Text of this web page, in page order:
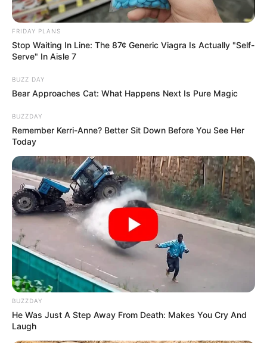
Post
navigation
Previous ArticlePrevious
Fejes Tamás belépett a
lányos apák táborába –
boldog percet
kívánunk!
Next Article
meglepetése – Magyar
magyarok
Legutóbbi cikkek
⚠️ Veszélyre figyelmeztet Tarjányi Péter: már nincs
idő várni!
🚨 Magyar Péter azonnal eltávolította Nagy Mártont –
komoly változás jöhet
✨ Fordulat: Magyar Péter hirtelen jó hírt jelentett be!
🚨 Kezdeményezték Pócs János mentelmi jogának
felfüggesztését – komoly ügy került elő
tusványosi beszédében, amelyet más nem
FRIDAY PLANS
Stop Waiting In Line: The 87¢ Generic Viagra Is Actually "Self-
Serve" In Aisle 7
BUZZ DAY
Bear Approaches Cat: What Happens Next Is Pure Magic
BUZZDAY
Remember Kerri-Anne? Better Sit Down Before You See Her
Today
BUZZDAY
He Was Just A Step Away From Death: Makes You Cry And
Laugh